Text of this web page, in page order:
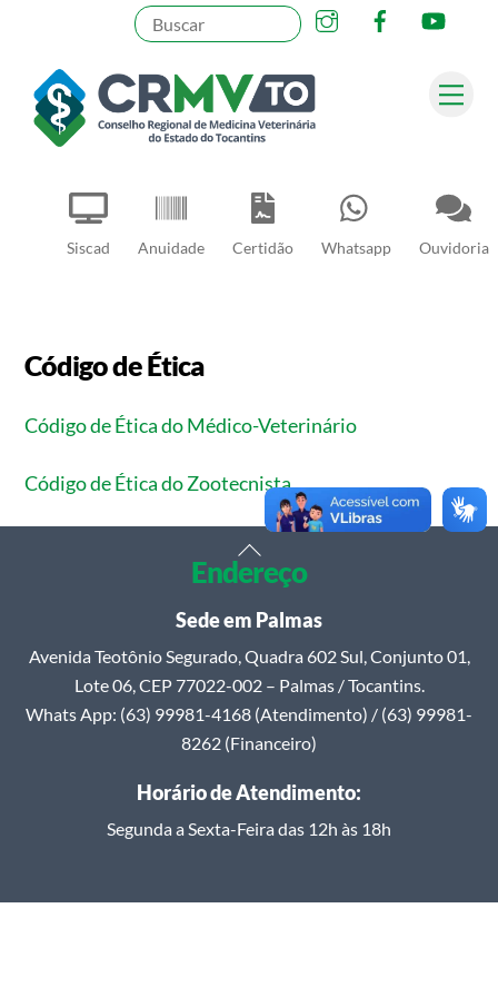
content
Siscad Anuidade Certidão Whatsapp Ouvidoria
InstagramFacebook
Pesquisar
Código de Ética
Código de Ética do Médico-Veterinário
Código de Ética do Zootecnista
Back
To
Top
Endereço
Sede em Palmas
Avenida Teotônio Segurado, Quadra 602 Sul, Conjunto 01,
Lote 06, CEP 77022-002 – Palmas / Tocantins.
Whats App: (63) 99981-4168 (Atendimento) / (63) 99981-
8262 (Financeiro)
Horário de Atendimento:
Segunda a Sexta-Feira das 12h às 18h